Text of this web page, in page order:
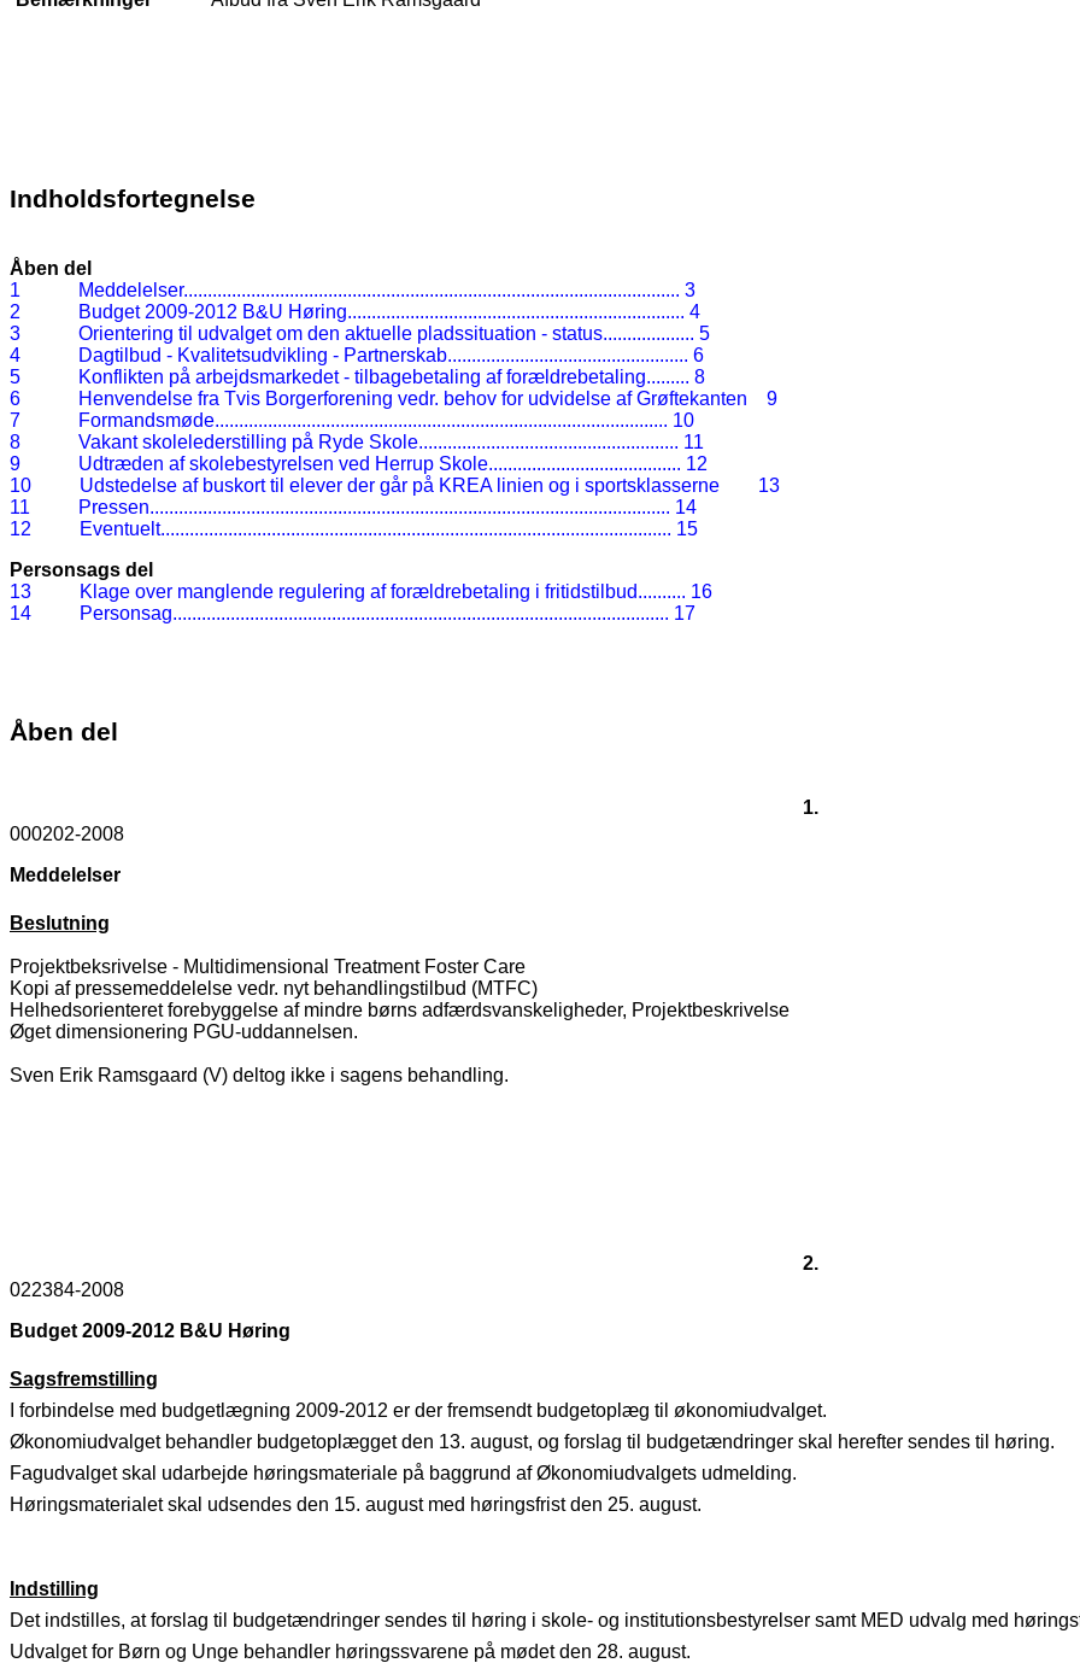
Indholdsfortegnelse
Åben del
1
Meddelelser....................................................................................................... 3
2
Budget 2009-2012 B&U Høring...................................................................... 4
3
Orientering til udvalget om den aktuelle pladssituation - status................... 5
4
Dagtilbud - Kvalitetsudvikling - Partnerskab.................................................. 6
5
Konflikten på arbejdsmarkedet - tilbagebetaling af forældrebetaling......... 8
6
Henvendelse fra Tvis Borgerforening vedr. behov for udvidelse af Grøftekanten
9
7
Formandsmøde.............................................................................................. 10
8
Vakant skolelederstilling på Ryde Skole...................................................... 11
9
Udtræden af skolebestyrelsen ved Herrup Skole........................................ 12
10
Udstedelse af buskort til elever der går på KREA linien og i sportsklasserne
13
11
Pressen............................................................................................................ 14
12
Eventuelt.......................................................................................................... 15
Personsags del
13
Klage over manglende regulering af forældrebetaling i fritidstilbud.......... 16
14
Personsag....................................................................................................... 17
Åben del
1.
000202-2008
Meddelelser
Beslutning
Projektbeksrivelse - Multidimensional Treatment Foster Care
Kopi af pressemeddelelse vedr. nyt behandlingstilbud (MTFC)
Helhedsorienteret forebyggelse af mindre børns adfærdsvanskeligheder, Projektbeskrivelse
Øget dimensionering PGU-uddannelsen.
Sven Erik Ramsgaard (V) deltog ikke i sagens behandling.
2.
022384-2008
Budget 2009-2012 B&U Høring
Sagsfremstilling
I forbindelse med budgetlægning 2009-2012 er der fremsendt budgetoplæg til økonomiudvalget.
Økonomiudvalget behandler budgetoplægget den 13. august, og forslag til budgetændringer skal herefter sendes til høring.
Fagudvalget skal udarbejde høringsmateriale på baggrund af Økonomiudvalgets udmelding.
Høringsmaterialet skal udsendes den 15. august med høringsfrist den 25. august.
Indstilling
Det indstilles, at forslag til budgetændringer sendes til høring i skole- og institutionsbestyrelser samt MED udvalg med
Udvalget for Børn og Unge behandler høringssvarene på mødet den 28. august.